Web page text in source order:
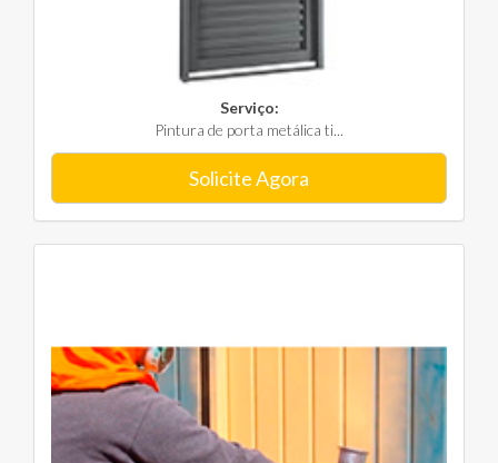
Serviço:
Pintura de porta metálica ti...
Solicite Agora